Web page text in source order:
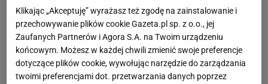
suche i zniszczone włosyprzy pomocy tego, co
masz wkuchni. Dzisiaj czas na kolejną część
porad...
Gdy włosy się przetłuszczają...
Klikając „Akceptuję” wyrażasz też zgodę na zainstalowanie i
przechowywanie plików cookie Gazeta.pl sp. z o.o., jej
Zaufanych Partnerów i Agora S.A. na Twoim urządzeniu
końcowym. Możesz w każdej chwili zmienić swoje preferencje
dotyczące plików cookie, wywołując narzędzie do zarządzania
twoimi preferencjami dot. przetwarzania danych poprzez